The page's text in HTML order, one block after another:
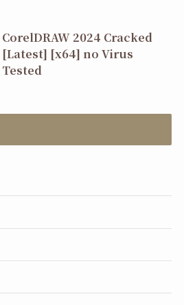
CorelDRAW 2024 Cracked
[Latest] [x64] no Virus
Tested